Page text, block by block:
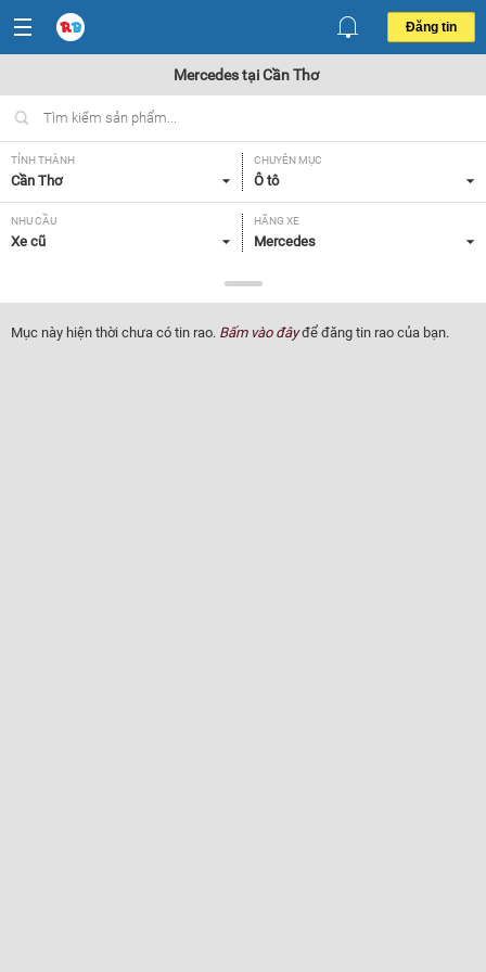
Đăng tin
Mercedes tại Cần Thơ
TỈNH THÀNH
Cần Thơ
CHUYÊN MỤC
Ô tô
NHU CẦU
Xe cũ
HÃNG XE
Mercedes
Tất cả
NĂM SẢN XUẤT
Tất cả
GIÁ XE XUẤT XỨ
Mục này hiện thời chưa có tin rao. Bấm vào đâyđể đăng tin rao của bạn.